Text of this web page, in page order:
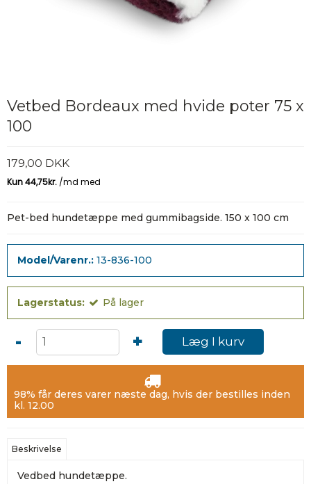
Vetbed Bordeaux med hvide poter 75 x
100
179,00 DKK
Pet-bed hundetæppe med gummibagside. 150 x 100 cm
Model/Varenr.: 13-836-100
Lagerstatus: På lager
- + Læg I kurv
98% får deres varer næste dag, hvis der bestilles inden
kl. 12.00
Beskrivelse
Vedbed hundetæppe.